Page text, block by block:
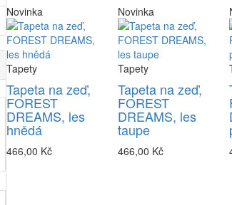
Novinka
Tapety
Tapeta na zeď,
FOREST
DREAMS, les
hnědá
466,00 Kč
Novinka
Tapety
Tapeta na zeď,
FOREST
DREAMS, les
taupe
466,00 Kč